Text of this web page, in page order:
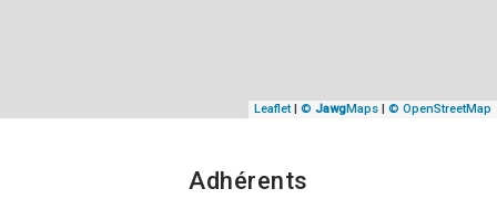
Leaflet| © JawgMaps | © OpenStreetMap
Adhérents